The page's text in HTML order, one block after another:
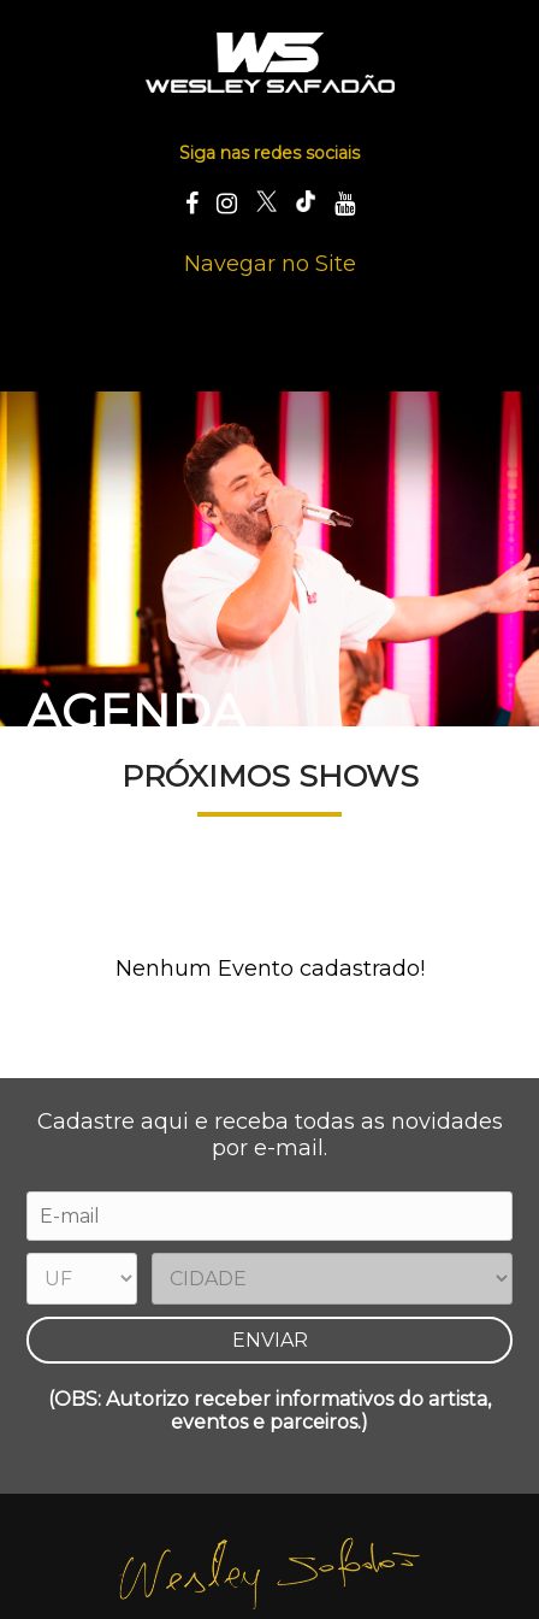
Siga nas redes sociais
Navegar no Site
AGENDA
PRÓXIMOS SHOWS
Nenhum Evento cadastrado!
Cadastre aqui e receba todas as novidades
por e-mail.
(OBS: Autorizo receber informativos do artista,
eventos e parceiros.)